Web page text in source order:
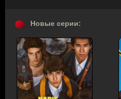
Новые серии: